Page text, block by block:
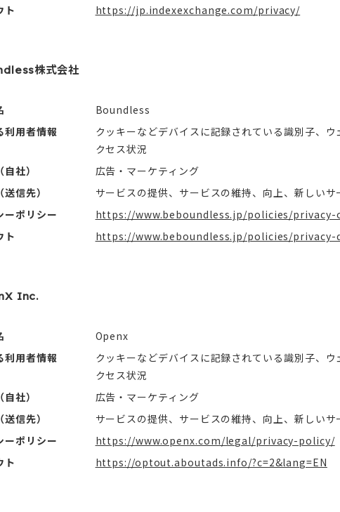
ト
https://jp.indexexchange.com/privacy/
株式会社
Boundless
利用者情報
クッキーなどデバイスに記録されている識別子、ウ
クセス状況
社）
広告・マーケティング
信先）
サービスの提供、サービスの維持、向上、新しいサ
ーポリシー
https://www.beboundless.jp/policies/privacy-
ト
https://www.beboundless.jp/policies/privacy-
Inc.
Openx
利用者情報
クッキーなどデバイスに記録されている識別子、ウ
クセス状況
社）
広告・マーケティング
信先）
サービスの提供、サービスの維持、向上、新しいサ
ーポリシー
https://www.openx.com/legal/privacy-policy/
ト
https://optout.aboutads.info/?c=2&lang=EN